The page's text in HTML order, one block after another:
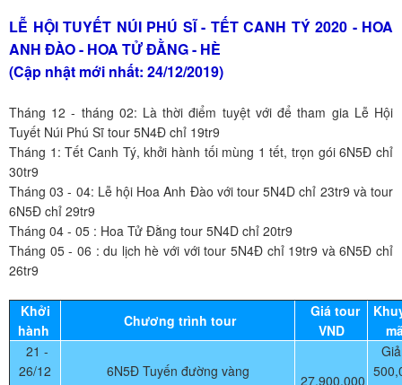
LỄ HỘI TUYẾT NÚI PHÚ SĨ - TẾT CANH TÝ 2020 - HOA
ANH ĐÀO - HOA TỬ ĐẰNG - HÈ
(Cập nhật mới nhất: 24/12/2019)
Tháng 12 - tháng 02: Là thời điểm tuyệt với để tham gia Lễ Hội
Tuyết Núi Phú Sĩ tour 5N4Đ chỉ 19tr9
Tháng 1: Tết Canh Tý, khởi hành tối mùng 1 tết, trọn gói 6N5Đ chỉ
30tr9
Tháng 03 - 04: Lễ hội Hoa Anh Đào với tour 5N4D chỉ 23tr9 và tour
6N5Đ chỉ 29tr9
Tháng 04 - 05 : Hoa Tử Đằng tour 5N4D chỉ 20tr9
Tháng 05 - 06 : du lịch hè với với tour 5N4Đ chỉ 19tr9 và 6N5Đ chỉ
26tr9
Khởi
hành
Chương trình tour
Giá tour
VND
21 -
26/12
6N5Đ Tuyến đường vàng
27,900,000